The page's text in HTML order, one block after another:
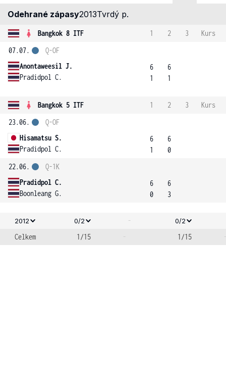
Odehrané zápasy2013Tvrdý p.
Bangkok 8 ITF 1 2 3
Kurs
07.07.
Anontaweesil J.
Pradidpol C.
Q-OF
6
1
6
1
Bangkok 5 ITF 1 2 3
Kurs
23.06.
Hisamatsu S.
Pradidpol C.
Q-OF
6
1
6
0
22.06.
Pradidpol C.
Boonleang G.
Q-1K
6
0
6
3
2012 0/2 - 0/2
Celkem 1/15 - 1/15